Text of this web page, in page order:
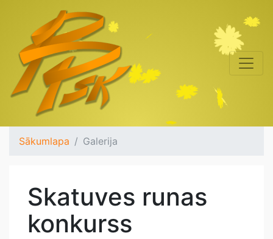
Sākumlapa Galerija
Skatuves runas
konkurss